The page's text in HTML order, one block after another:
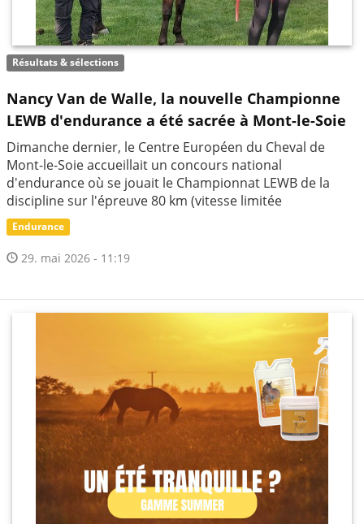
Résultats & sélections
Nancy Van de Walle, la nouvelle Championne
LEWB d'endurance a été sacrée à Mont-le-Soie
Dimanche dernier, le Centre Européen du Cheval de
Mont-le-Soie accueillait un concours national
d'endurance où se jouait le Championnat LEWB de la
discipline sur l'épreuve 80 km (vitesse limitée
Endurance
29. mai 2026 - 11:19